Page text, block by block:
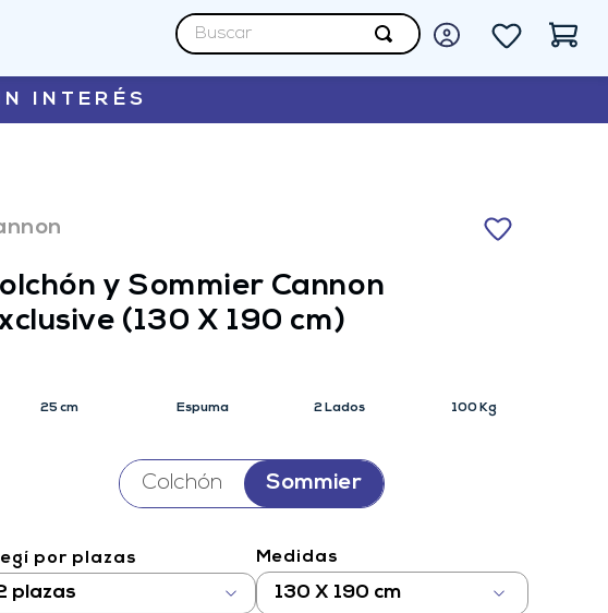
Buscar
INTERÉS
y Sommier Cannon
(130 X 190 cm)
25 cm Espuma 2 Lados 100 Kg
Colchón Sommier
Medidas
130 X 190 cm
por plazas